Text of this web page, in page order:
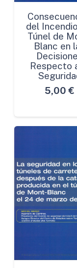
del
Túnel de
Blanc en
Respecto
5,00 €